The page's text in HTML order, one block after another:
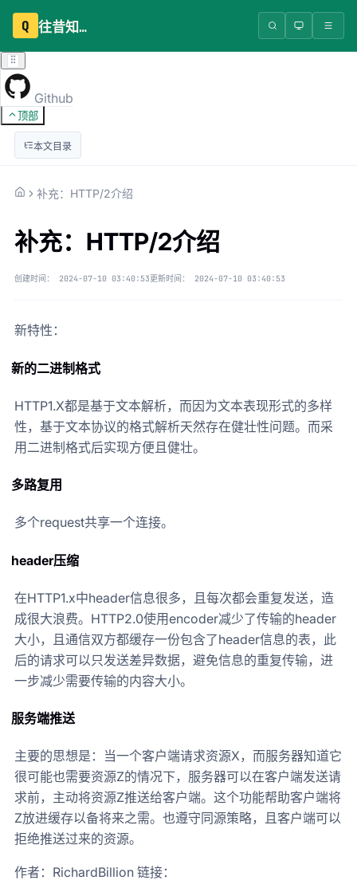
Q 往昔知识库
Github
顶部
本文目录
补充：HTTP/2介绍
补充：HTTP/2介绍
创建时间： 2024-07-10 03:40:53更新时间： 2024-07-10 03:40:53
新特性：
新的二进制格式
HTTP1.X都是基于文本解析，而因为文本表现形式的多样
性，基于文本协议的格式解析天然存在健壮性问题。而采
用二进制格式后实现方便且健壮。
多路复用
多个request共享一个连接。
header压缩
在HTTP1.x中header信息很多，且每次都会重复发送，造
成很大浪费。HTTP2.0使用encoder减少了传输的header
大小，且通信双方都缓存一份包含了header信息的表，此
后的请求可以只发送差异数据，避免信息的重复传输，进
一步减少需要传输的内容大小。
服务端推送
主要的思想是：当一个客户端请求资源X，而服务器知道它
很可能也需要资源Z的情况下，服务器可以在客户端发送请
求前，主动将资源Z推送给客户端。这个功能帮助客户端将
Z放进缓存以备将来之需。也遵守同源策略，且客户端可以
拒绝推送过来的资源。
作者：RichardBillion 链接：